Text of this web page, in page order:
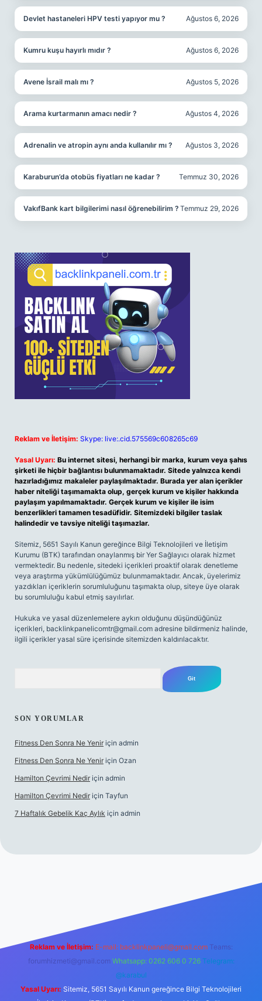
Devlet hastaneleri HPV testi yapıyor mu ? Ağustos 6, 2026
Kumru kuşu hayırlı mıdır ? Ağustos 6, 2026
Avene İsrail malı mı ? Ağustos 5, 2026
Arama kurtarmanın amacı nedir ? Ağustos 4, 2026
Adrenalin ve atropin aynı anda kullanılır mı ? Ağustos 3, 2026
Karaburun’da otobüs fiyatları ne kadar ? Temmuz 30, 2026
VakıfBank kart bilgilerimi nasıl öğrenebilirim ? Temmuz 29, 2026
Reklam ve İletişim: Skype: live:.cid.575569c608265c69
Yasal Uyarı: Bu internet sitesi, herhangi bir marka, kurum veya şahıs
şirketi ile hiçbir bağlantısı bulunmamaktadır. Sitede yalnızca kendi
hazırladığımız makaleler paylaşılmaktadır. Burada yer alan içerikler
haber niteliği taşımamakta olup, gerçek kurum ve kişiler hakkında
paylaşım yapılmamaktadır. Gerçek kurum ve kişiler ile isim
benzerlikleri tamamen tesadüfidir. Sitemizdeki bilgiler taslak
halindedir ve tavsiye niteliği taşımazlar.
Sitemiz, 5651 Sayılı Kanun gereğince Bilgi Teknolojileri ve İletişim
Kurumu (BTK) tarafından onaylanmış bir Yer Sağlayıcı olarak hizmet
vermektedir. Bu nedenle, sitedeki içerikleri proaktif olarak denetleme
veya araştırma yükümlülüğümüz bulunmamaktadır. Ancak, üyelerimiz
yazdıkları içeriklerin sorumluluğunu taşımakta olup, siteye üye olarak
bu sorumluluğu kabul etmiş sayılırlar.
Hukuka ve yasal düzenlemelere aykırı olduğunu düşündüğünüz
içerikleri, backlinkpanelicomtr@gmail.com adresine bildirmeniz halinde,
ilgili içerikler yasal süre içerisinde sitemizden kaldırılacaktır.
SON YORUMLAR
Fitness Den Sonra Ne Yenir için admin
Fitness Den Sonra Ne Yenir için Ozan
Hamilton Çevrimi Nedir için admin
Hamilton Çevrimi Nedir için Tayfun
7 Haftalık Gebelik Kaç Aylık için admin
Reklam ve İletişim: E-mail: backlinkpaneli@gmail.com Teams:
forumhizmeti@gmail.com Whatsapp: 0262 606 0 726 Telegram:
@karabul
Yasal Uyarı: Sitemiz, 5651 Sayılı Kanun gereğince Bilgi Teknolojileri